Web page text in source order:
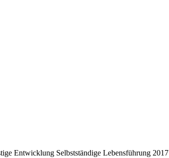
Entwicklung Selbstständige Lebensführung 2017